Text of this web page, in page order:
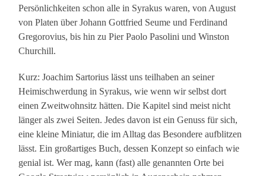
Persönlichkeiten schon alle in Syrakus waren, von August
von Platen über Johann Gottfried Seume und Ferdinand
Gregorovius, bis hin zu Pier Paolo Pasolini und Winston
Churchill.
Kurz: Joachim Sartorius lässt uns teilhaben an seiner
Heimischwerdung in Syrakus, wie wenn wir selbst dort
einen Zweitwohnsitz hätten. Die Kapitel sind meist nicht
länger als zwei Seiten. Jedes davon ist ein Genuss für sich,
eine kleine Miniatur, die im Alltag das Besondere aufblitzen
lässt. Ein großartiges Buch, dessen Konzept so einfach wie
genial ist. Wer mag, kann (fast) alle genannten Orte bei